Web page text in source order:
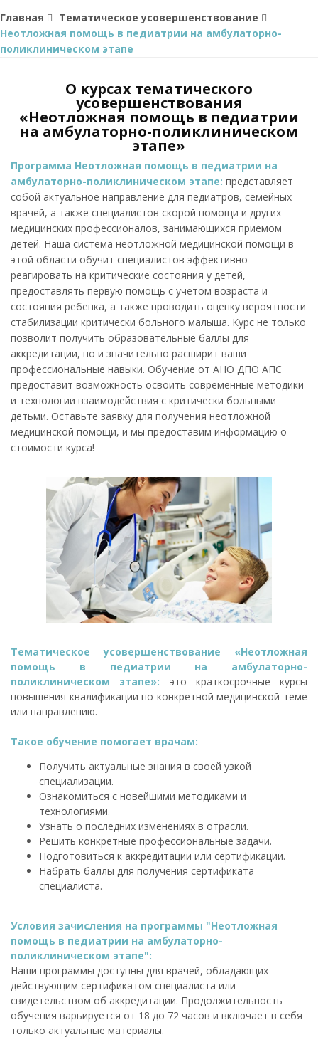
Главная
Тематическое усовершенствование
Неотложная помощь в педиатрии на амбулаторно-
поликлиническом этапе
О курсах тематического
усовершенствования
«Неотложная помощь в педиатрии
на амбулаторно-поликлиническом
этапе»
Программа Неотложная помощь в педиатрии на
амбулаторно-поликлиническом этапе: представляет
собой актуальное направление для педиатров, семейных
врачей, а также специалистов скорой помощи и других
медицинских профессионалов, занимающихся приемом
детей. Наша система неотложной медицинской помощи в
этой области обучит специалистов эффективно
реагировать на критические состояния у детей,
предоставлять первую помощь с учетом возраста и
состояния ребенка, а также проводить оценку вероятности
стабилизации критически больного малыша. Курс не только
позволит получить образовательные баллы для
аккредитации, но и значительно расширит ваши
профессиональные навыки. Обучение от АНО ДПО АПС
предоставит возможность освоить современные методики
и технологии взаимодействия с критически больными
детьми. Оставьте заявку для получения неотложной
медицинской помощи, и мы предоставим информацию о
стоимости курса!
Тематическое усовершенствование «Неотложная
помощь в педиатрии на амбулаторно-
поликлиническом этапе»: это краткосрочные курсы
повышения квалификации по конкретной медицинской теме
или направлению.
Такое обучение помогает врачам:
Получить актуальные знания в своей узкой
специализации.
Ознакомиться с новейшими методиками и
технологиями.
Узнать о последних изменениях в отрасли.
Решить конкретные профессиональные задачи.
Подготовиться к аккредитации или сертификации.
Набрать баллы для получения сертификата
специалиста.
Условия зачисления на программы "Неотложная
помощь в педиатрии на амбулаторно-
поликлиническом этапе":
Наши программы доступны для врачей, обладающих
действующим сертификатом специалиста или
свидетельством об аккредитации. Продолжительность
обучения варьируется от 18 до 72 часов и включает в себя
только актуальные материалы.